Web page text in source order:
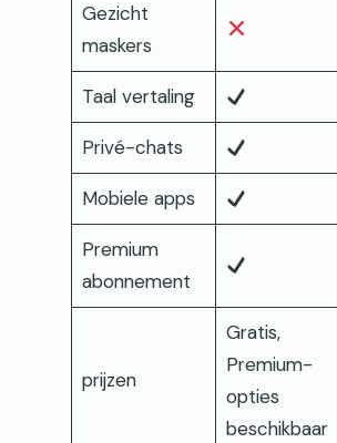
Gezicht
maskers
Taal vertaling
Privé-chats
Mobiele apps
Premium
abonnement
prijzen
Gratis,
Premium-
opties
beschikbaar